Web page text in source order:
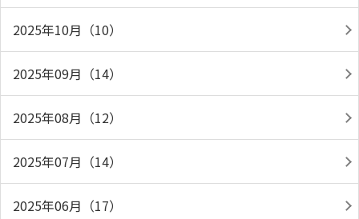
2025年10月（10）
2025年09月（14）
2025年08月（12）
2025年07月（14）
2025年06月（17）